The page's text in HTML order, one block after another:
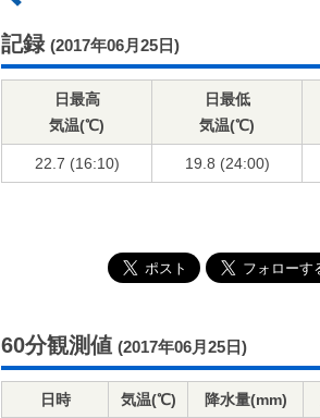
記録 (2017年06月25日)
日最高
気温(℃)
日最低
気温(℃)
22.7 (16:10) 19.8 (24:00)
60分観測値 (2017年06月25日)
日時 気温(℃) 降水量(mm)